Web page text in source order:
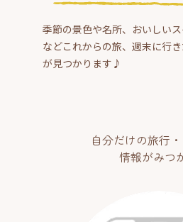
季節の景色や名所、おいしい
などこれからの旅、週末に行
が見つかります♪
自分だけの旅行
情報がみつ